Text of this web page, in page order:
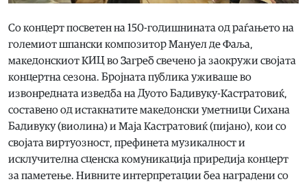
Со концерт посветен на 150-годишнината од раѓањето на
големиот шпански композитор Мануел де Фаља,
македонскиот КИЦ во Загреб свечено ја заокружи својата
концертна сезона. Бројната публика уживаше во
извонредната изведба на Дуото Бадивуку-Кастратовиќ,
составено од истакнатите македонски уметници Сихана
Бадивуку (виолина) и Маја Кастратовиќ (пијано), кои со
својата виртуозност, префинета музикалност и
исклучителна сценска комуникација приредија концерт
за паметење. Нивните интерпретации беа наградени со